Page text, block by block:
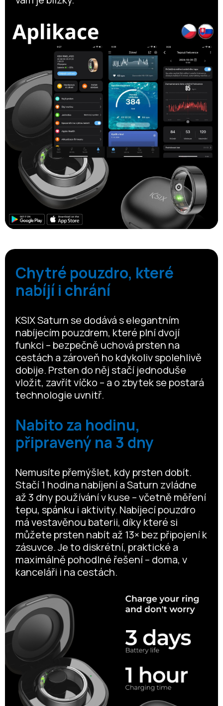
Chytré pouzdro, které
nabíjí i chrání
KSIX Saturn se dodává s elegantním
nabíjecím pouzdrem, které plní dvojí
funkci – bezpečně uchová prsten na
cestách a zároveň ho kdykoliv spolehlivě
dobije. Prsten do něj stačí jednoduše
vložit, zavřít víčko – a o zbytek se postará
technologie uvnitř.
Nabito za hodinu,
připravený na 3 dny
Nemusíte přemýšlet, kdy prsten dobít.
Stačí 1 hodina nabíjení a Saturn zvládne
až 3 dny používání v kuse – včetně měření
tepu, spánku i aktivity. Nabíjecí pouzdro
má vestavěnou baterii, díky které si
můžete prsten nabít až 13× bez připojení k
zásuvce. Je to diskrétní, praktické a
maximálně pohodlné řešení – doma, v
kanceláři i na cestách.